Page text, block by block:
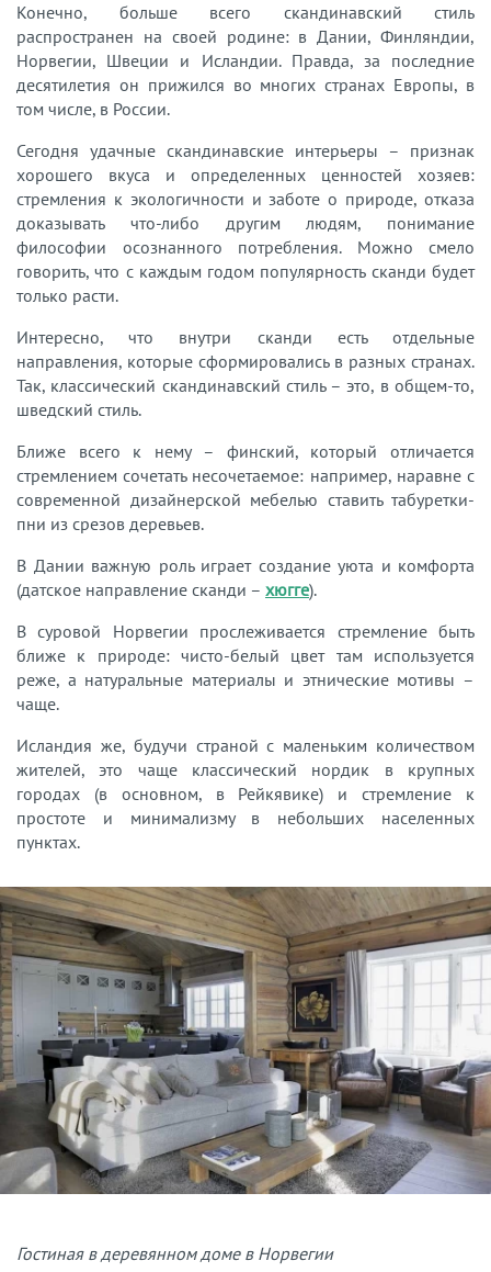
Конечно, больше всего скандинавский стиль
распространен на своей родине: в Дании, Финляндии,
Норвегии, Швеции и Исландии. Правда, за последние
десятилетия он прижился во многих странах Европы, в
том числе, в России.
Сегодня удачные скандинавские интерьеры – признак
хорошего вкуса и определенных ценностей хозяев:
стремления к экологичности и заботе о природе, отказа
доказывать что-либо другим людям, понимание
философии осознанного потребления. Можно смело
говорить, что с каждым годом популярность сканди будет
только расти.
Интересно, что внутри сканди есть отдельные
направления, которые сформировались в разных странах.
Так, классический скандинавский стиль – это, в общем-то,
шведский стиль.
Ближе всего к нему – финский, который отличается
стремлением сочетать несочетаемое: например, наравне с
современной дизайнерской мебелью ставить табуретки-
пни из срезов деревьев.
В Дании важную роль играет создание уюта и комфорта
(датское направление сканди – хюгге).
В суровой Норвегии прослеживается стремление быть
ближе к природе: чисто-белый цвет там используется
реже, а натуральные материалы и этнические мотивы –
чаще.
Исландия же, будучи страной с маленьким количеством
жителей, это чаще классический нордик в крупных
городах (в основном, в Рейкявике) и стремление к
простоте и минимализму в небольших населенных
пунктах.
Гостиная в деревянном доме в Норвегии